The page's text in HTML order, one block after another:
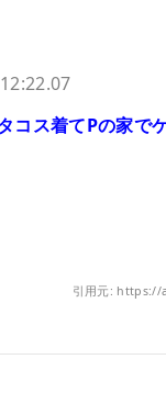
コス着てPの家で
引用元: https://